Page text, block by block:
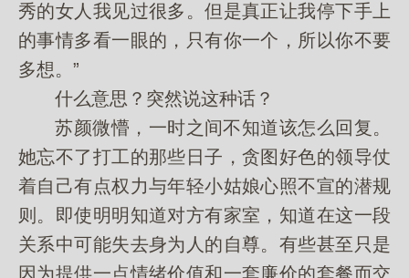
秀的女人我见过很多。但是真正让我停下手上
的事情多看一眼的，只有你一个，所以你不要
多想。”
什么意思？突然说这种话？
苏颜微懵，一时之间不知道该怎么回复。
她忘不了打工的那些日子，贪图好色的领导仗
着自己有点权力与年轻小姑娘心照不宣的潜规
则。即使明明知道对方有家室，知道在这一段
关系中可能失去身为人的自尊。有些甚至只是
因为提供一点情绪价值和一套廉价的套餐而交